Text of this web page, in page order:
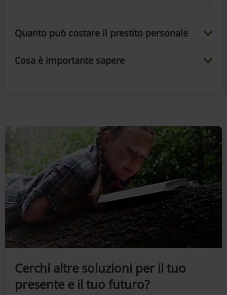
Quanto può costare il prestito personale
Cosa è importante sapere
Cerchi altre soluzioni per il tuo
presente e il tuo futuro?